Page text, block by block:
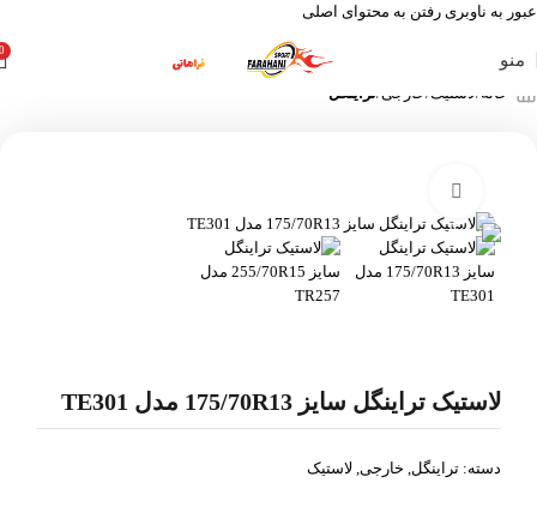
عبور به ناوبری رفتن به محتوای اصلی
منو
خانه لاستیک خارجی تراینگل
لاستیک تراینگل سایز 175/70R13 مدل TE301
دسته: تراینگل, خارجی, لاستیک